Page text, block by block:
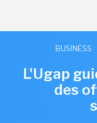
BUSINESS
L'Ugap
des